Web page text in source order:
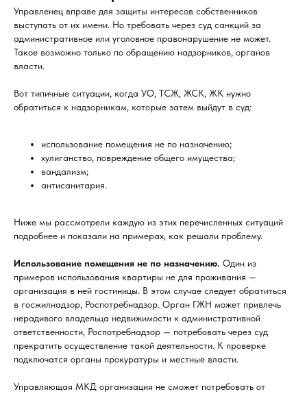
Управленец вправе для защиты интересов собственников
выступать от их имени. Но требовать через суд санкций за
административное или уголовное правонарушение не может.
Такое возможно только по обращению надзорников, органов
власти.
Вот типичные ситуации, когда УО, ТСЖ, ЖСК, ЖК нужно
обратиться к надзорникам, которые затем выйдут в суд:
использование помещения не по назначению;
хулиганство, повреждение общего имущества;
вандализм;
антисанитария.
Ниже мы рассмотрели каждую из этих перечисленных ситуаций
подробнее и показали на примерах, как решали проблему.
Использование помещения не по назначению. Один из
примеров использования квартиры не для проживания —
организация в ней гостиницы. В этом случае следует обратиться
в госжилнадзор, Роспотребнадзор. Орган ГЖН может привлечь
нерадивого владельца недвижимости к административной
ответственности, Роспотребнадзор — потребовать через суд
прекратить осуществление такой деятельности. К проверке
подключатся органы прокуратуры и местные власти.
Управляющая МКД организация не сможет потребовать от